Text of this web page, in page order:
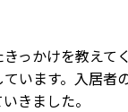
っかけを教えて
います。入居
きました。